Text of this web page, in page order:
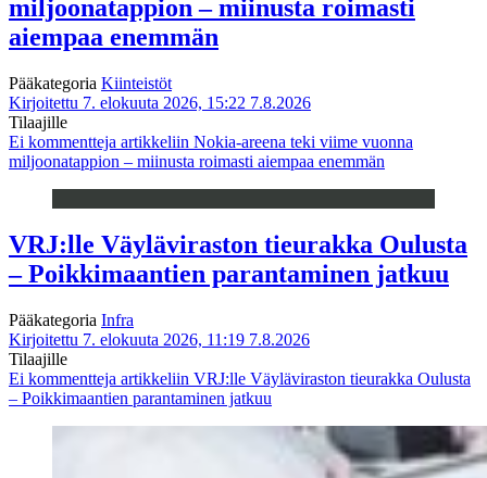
miljoonatappion – miinusta roimasti
aiempaa enemmän
Pääkategoria Kiinteistöt
Kirjoitettu 7. elokuuta 2026, 15:22 7.8.2026
Tilaajille
Ei kommentteja artikkeliin Nokia-areena teki viime vuonna
miljoonatappion – miinusta roimasti aiempaa enemmän
VRJ:lle Väyläviraston tieurakka Oulusta
– Poikkimaantien parantaminen jatkuu
Pääkategoria Infra
Kirjoitettu 7. elokuuta 2026, 11:19 7.8.2026
Tilaajille
Ei kommentteja artikkeliin VRJ:lle Väyläviraston tieurakka Oulusta
– Poikkimaantien parantaminen jatkuu